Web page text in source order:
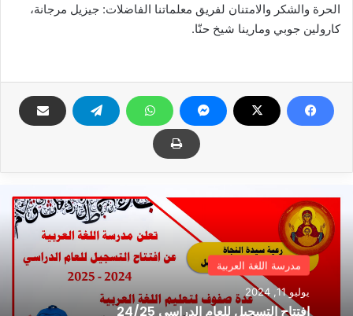
الحرة والشكر والامتنان لفريق معلماتنا الفاضلات: جيزيل مرجانة،
كارولين جوبي ومارينا شيخ حنّا.
مدرسة اللغة العربية
يوليو 11, 2024
افتتاح التسجيل للعام الدراسي 24/25